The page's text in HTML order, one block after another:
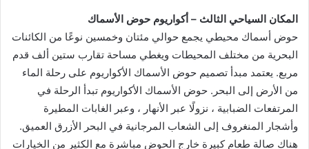
المكان السياحي الثالث – أكواريوم حوض الأسماك
حوض أسماك محيطي يجمع حوالي مئتان وخمسين نوعًا من الكائنات
البحرية من مختلف المحيطات ويغطي مساحة تقارب ستين ألف قدم
مربع. يعتمد مبدأ تصميم حوض الأسماك الأكواريوم على رحلة الماء
من الأرض إلى البحر. حوض الأسماك الأكواريوم تبدأ الرحلة في
المرتفعات الضبابية ، نزولًا عبر الأنهار ، وعبر الغابات المطيرة
وأشجار المنغروف إلى الشعاب المرجانية في البحر الأزرق العميق.
هناك صالة طعام كبيرة خارج الحوض مباشرة مع الكثير من الخيارات